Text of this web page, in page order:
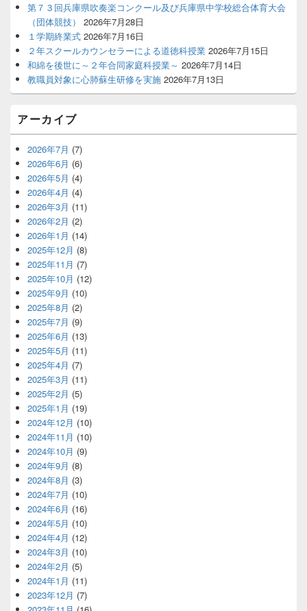
第７３回兵庫県吹奏楽コンクール及び兵庫県中学校総合体育大会
（団体競技）
2026年7月28日
１学期終業式 2026年7月16日
２年スクールカウンセラーによる道徳科授業 2026年7月15日
和綿を後世に～２年合同家庭科授業～ 2026年7月14日
教職員対象に心肺蘇生研修を実施 2026年7月13日
アーカイブ
2026年7月 (7)
2026年6月 (6)
2026年5月 (4)
2026年4月 (4)
2026年3月 (11)
2026年2月 (2)
2026年1月 (14)
2025年12月 (8)
2025年11月 (7)
2025年10月 (12)
2025年9月 (10)
2025年8月 (2)
2025年7月 (9)
2025年6月 (13)
2025年5月 (11)
2025年4月 (7)
2025年3月 (11)
2025年2月 (5)
2025年1月 (19)
2024年12月 (10)
2024年11月 (10)
2024年10月 (9)
2024年9月 (8)
2024年8月 (3)
2024年7月 (10)
2024年6月 (16)
2024年5月 (10)
2024年4月 (12)
2024年3月 (10)
2024年2月 (5)
2024年1月 (11)
2023年12月 (7)